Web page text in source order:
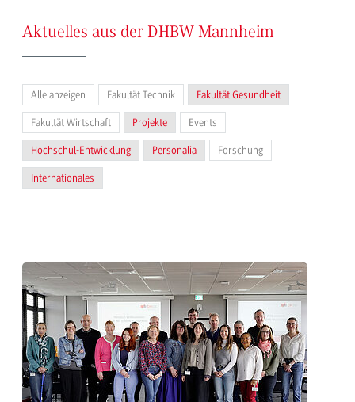
Aktuelles aus der DHBW Mannheim
Alle anzeigen Fakultät Technik Fakultät Gesundheit
Fakultät Wirtschaft Projekte Events
Hochschul-Entwicklung Personalia Forschung
Internationales